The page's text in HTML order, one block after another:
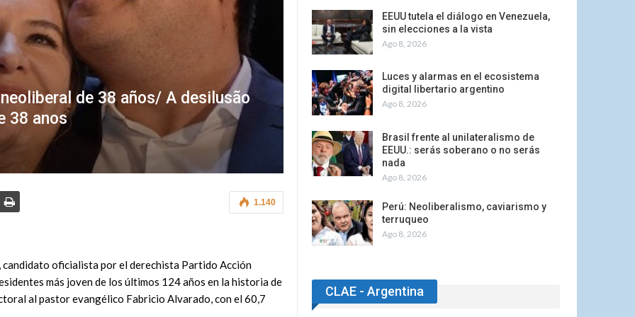
de 38 años/ A desilusão
38 anos
1.140
oficialista por el derechista Partido Acción
más joven de los últimos 124 años en la historia de
al pastor evangélico Fabricio Alvarado, con el 60,7
EEUU tutela el diálogo en Venezuela,
sin elecciones a la vista
Ago 8, 2026
Luces y alarmas en el ecosistema
digital libertario argentino
Ago 8, 2026
Brasil frente al unilateralismo de
EEUU.: serás soberano o no serás
nada
Ago 8, 2026
Perú: Neoliberalismo, caviarismo y
terruqueo
Ago 8, 2026
CLAE - Argentina